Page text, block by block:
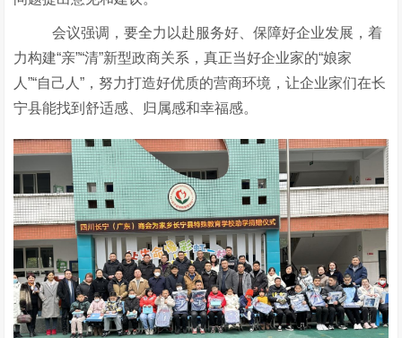
会议强调，要全力以赴服务好、保障好企业发展，着
力构建“亲”“清”新型政商关系，真正当好企业家的“娘家
人”“自己人”，努力打造好优质的营商环境，让企业家们在长
宁县能找到舒适感、归属感和幸福感。